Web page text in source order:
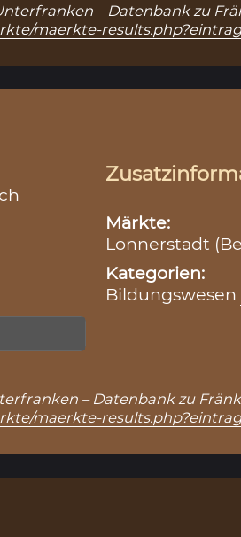
– Datenbank zu
maerkte-
Märkte:
Lonnerstadt
Kategorien:
Bildungswesen
– Datenbank zu
maerkte-